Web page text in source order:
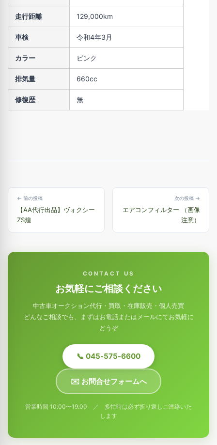
走行距離 129,000km
車検 令和4年3月
カラー ピンク
排気量 660cc
修復歴 無
← 前の投稿
【AA代行出品】ヴォクシー
ZS煌
次の投稿 →
エアコンフィルター （画像
注意）
CONTACT US
お気軽にご相談ください
中古車オークション代行・買取・在庫販売・個人売買
どんなご相談でも、まずはお電話またはメールにてお気軽に
どうぞ
📞 045-575-6600
✉️ お問合せフォームへ
営業時間 10:00〜19:00 ／ 多忙時は必ず折り返しご連絡いた
します